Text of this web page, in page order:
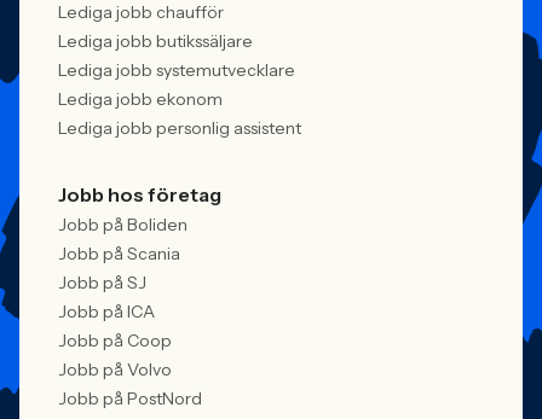
Lediga jobb chaufför
Lediga jobb butikssäljare
Lediga jobb systemutvecklare
Lediga jobb ekonom
Lediga jobb personlig assistent
Jobb hos företag
Jobb på Boliden
Jobb på Scania
Jobb på SJ
Jobb på ICA
Jobb på Coop
Jobb på Volvo
Jobb på PostNord